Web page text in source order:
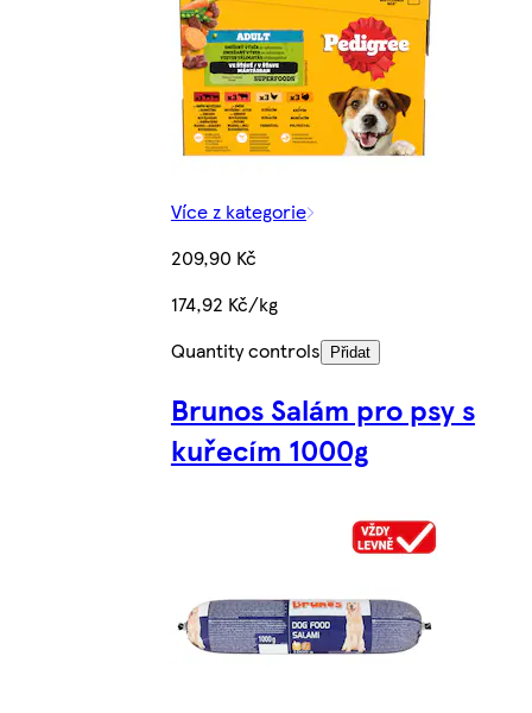
Více z kategorie
209,90 Kč
174,92 Kč/kg
Quantity controls
Přidat
Brunos Salám pro psy s
kuřecím 1000g